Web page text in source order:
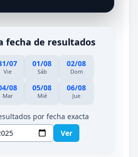
fecha de resultados
07
Vie
01/08
Sáb
02/08
Dom
08
Mar
05/08
Mié
06/08
Jue
por fecha exacta
Ver